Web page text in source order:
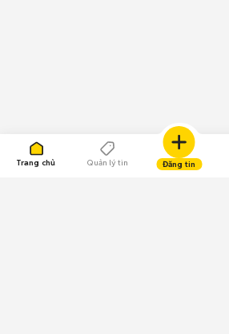
Trang chủ Quản lý tin Đăng tin